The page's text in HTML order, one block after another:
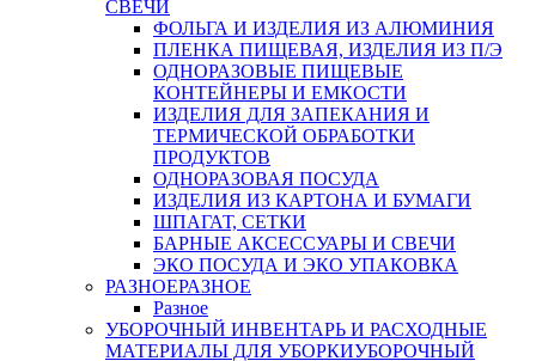
СВЕЧИ
ФОЛЬГА И ИЗДЕЛИЯ ИЗ АЛЮМИНИЯ
ПЛЕНКА ПИЩЕВАЯ, ИЗДЕЛИЯ ИЗ П/Э
ОДНОРАЗОВЫЕ ПИЩЕВЫЕ
КОНТЕЙНЕРЫ И ЕМКОСТИ
ИЗДЕЛИЯ ДЛЯ ЗАПЕКАНИЯ И
ТЕРМИЧЕСКОЙ ОБРАБОТКИ
ПРОДУКТОВ
ОДНОРАЗОВАЯ ПОСУДА
ИЗДЕЛИЯ ИЗ КАРТОНА И БУМАГИ
ШПАГАТ, СЕТКИ
БАРНЫЕ АКСЕССУАРЫ И СВЕЧИ
ЭКО ПОСУДА И ЭКО УПАКОВКА
РАЗНОЕРАЗНОЕ
Разное
УБОРОЧНЫЙ ИНВЕНТАРЬ И РАСХОДНЫЕ
МАТЕРИАЛЫ ДЛЯ УБОРКИУБОРОЧНЫЙ